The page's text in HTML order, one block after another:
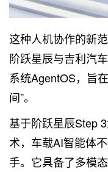
这种人机协作的新
阶跃星辰与吉利汽
系统AgentOS，旨
间”。
基于阶跃星辰Step
术，车载AI智能体
手。它具备了多模